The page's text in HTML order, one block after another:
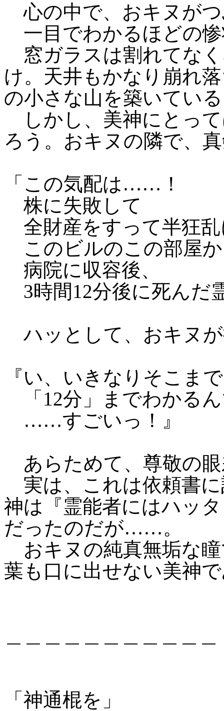
心の中で、おキヌが
一目でわかるほどの
窓ガラスは割れてな
け。天井もかなり崩れ
の小さな山を築いてい
しかし、美神にとっ
ろう。おキヌの隣で、
「この気配は……！
株に失敗して
全財産をすって半狂
このビルのこの部屋
病院に収容後、
3時間12分後に死ん
ハッとして、おキヌ
『い、いきなりそこま
「12分」までわかる
……すごいっ！』
あらためて、尊敬の
実は、これは依頼書
神は『霊能者にはハッ
だったのだが……。
おキヌの純真無垢な
葉も口に出せない美神
「神通棍を」